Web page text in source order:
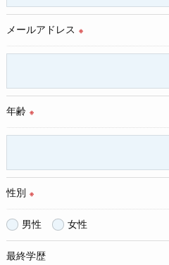
メールアドレス ※
年齢 ※
性別 ※
男性 女性
最終学歴